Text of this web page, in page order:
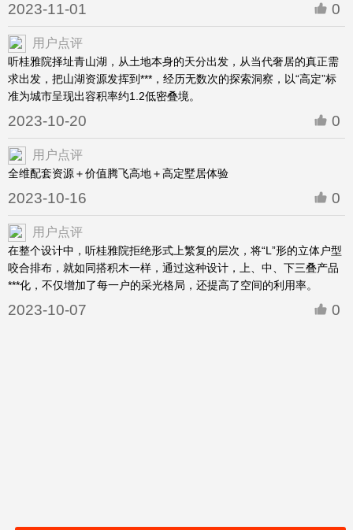
2023-11-01 0
用户点评
听桂雅院择址青山湖，从土地本身的天分出发，从当代奢居的真正需
求出发，把山湖资源发挥到***，经历无数次的探索洞察，以“高定”标
准为城市呈现出容积率约1.2低密叠境。
2023-10-20 0
用户点评
全维配套资源＋价值腾飞高地＋高定墅居体验
2023-10-16 0
用户点评
在整个设计中，听桂雅院拒绝形式上繁复的层次，将“L”形的立体户型
咬合排布，就如同搭积木一样，通过这种设计，上、中、下三叠产品
***化，不仅增加了每一户的采光格局，还提高了空间的利用率。
2023-10-07 0